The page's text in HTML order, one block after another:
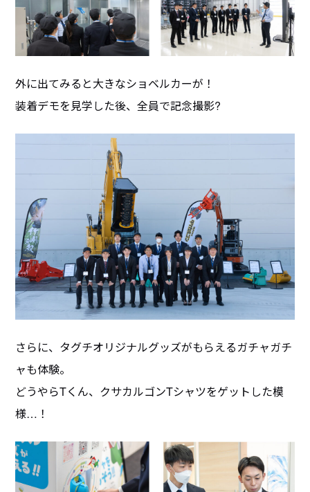
外に出てみると大きなショベルカーが！
装着デモを見学した後、全員で記念撮影?
さらに、タグチオリジナルグッズがもらえるガチャガチ
ャも体験。
どうやらTくん、クサカルゴンTシャツをゲットした模
様…！